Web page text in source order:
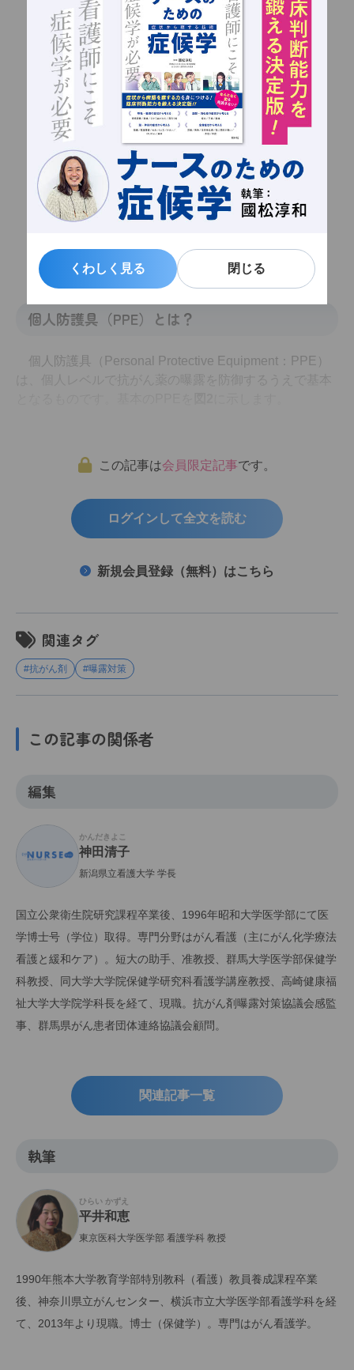
くわしく見る 閉じる
くわしく見る 閉じる
（例：輸液ライン二股タイプ）
個人防護具（PPE）とは？
個人防護具（Personal Protective Equipment：PPE）
この記事は会員限定記事です。
ログインして全文を読む
新規会員登録（無料）はこちら
関連タグ
#抗がん剤 #曝露対策
この記事の関係者
編集
かんだきよこ
神田清子
新潟県立看護大学 学長
国立公衆衛生院研究課程卒業後、1996年昭和大学医学部にて医
学博士号（学位）取得。専門分野はがん看護（主にがん化学療法
看護と緩和ケア）。短大の助手、准教授、群馬大学医学部保健学
科教授、同大学大学院保健学研究科看護学講座教授、高崎健康福
祉大学大学院学科長を経て、現職。抗がん剤曝露対策協議会感監
事、群馬県がん患者団体連絡協議会顧問。
関連記事一覧
執筆
ひらい かずえ
平井和恵
東京医科大学医学部 看護学科 教授
1990年熊本大学教育学部特別教科（看護）教員養成課程卒業
後、神奈川県立がんセンター、横浜市立大学医学部看護学科を経
て、2013年より現職。博士（保健学）。専門はがん看護学。